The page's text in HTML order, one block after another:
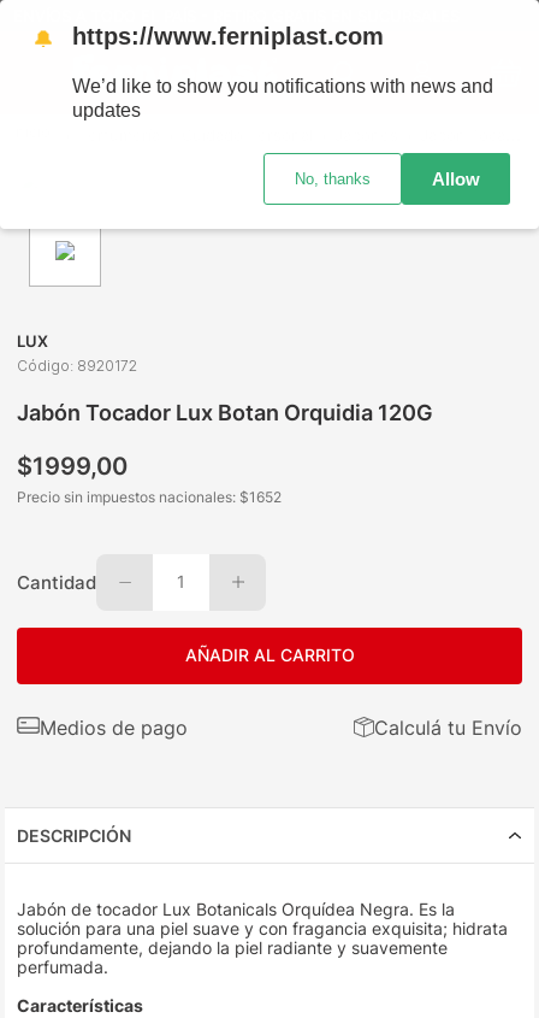
LUX
Código: 8920172
Jabón Tocador Lux Botan Orquidia 120G
$1999,00
Precio sin impuestos nacionales: $1652
Cantidad 1
AÑADIR AL CARRITO
Medios de pago Calculá tu Envío
DESCRIPCIÓN
Jabón de tocador Lux Botanicals Orquídea Negra. Es la
solución para una piel suave y con fragancia exquisita; hidrata
profundamente, dejando la piel radiante y suavemente
perfumada.
Características
🔔 https://www.ferniplast.com
We’d like to show you notifications with news and
updates
No, thanks Allow